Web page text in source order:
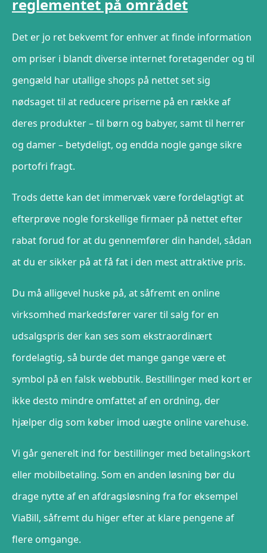
reglementet på området
Det er jo ret bekvemt for enhver at finde information
om priser i blandt diverse internet foretagender og til
gengæld har utallige shops på nettet set sig
nødsaget til at reducere priserne på en række af
deres produkter – til børn og babyer, samt til herrer
og damer – betydeligt, og endda nogle gange sikre
portofri fragt.
Trods dette kan det immervæk være fordelagtigt at
efterprøve nogle forskellige firmaer på nettet efter
rabat forud for at du gennemfører din handel, sådan
at du er sikker på at få fat i den mest attraktive pris.
Du må alligevel huske på, at såfremt en online
virksomhed markedsfører varer til salg for en
udsalgspris der kan ses som ekstraordinært
fordelagtig, så burde det mange gange være et
symbol på en falsk webbutik. Bestillinger med kort er
ikke desto mindre omfattet af en ordning, der
hjælper dig som køber imod uægte online varehuse.
Vi går generelt ind for bestillinger med betalingskort
eller mobilbetaling. Som en anden løsning bør du
drage nytte af en afdragsløsning fra for eksempel
ViaBill, såfremt du higer efter at klare pengene af
flere omgange.